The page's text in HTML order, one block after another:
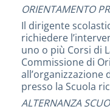
ORIENTAMENTO
Il dirigente
richiedere
uno o più Corsi di
Commissione di
presso la Scuola
ALTERNANZA